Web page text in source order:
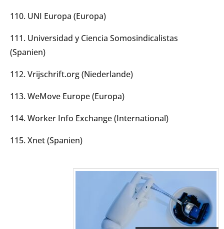
110. UNI Europa (Europa)
111. Universidad y Ciencia Somosindicalistas
(Spanien)
112. Vrijschrift.org (Niederlande)
113. WeMove Europe (Europa)
114. Worker Info Exchange (International)
115. Xnet (Spanien)